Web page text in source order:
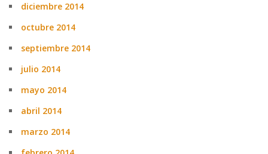
diciembre 2014
octubre 2014
septiembre 2014
julio 2014
mayo 2014
abril 2014
marzo 2014